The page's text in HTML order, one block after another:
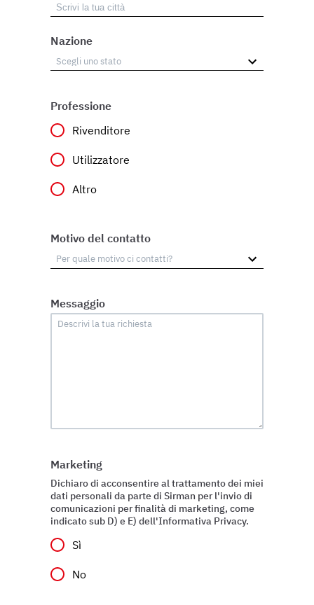
Nazione
Professione
Rivenditore
Utilizzatore
Altro
Motivo del contatto
Messaggio
Marketing
Dichiaro di acconsentire al trattamento dei miei
dati personali da parte di Sirman per l'invio di
comunicazioni per finalità di marketing, come
indicato sub D) e E) dell'Informativa Privacy.
Sì
No